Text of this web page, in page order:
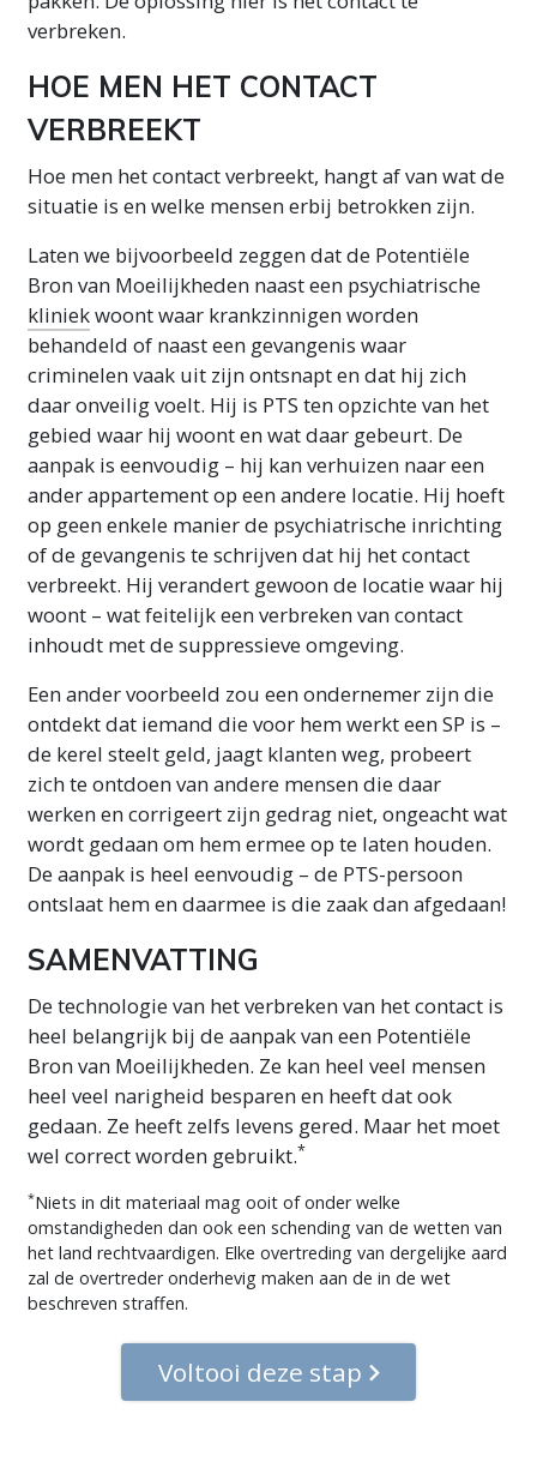
verbreken.
HOE MEN HET CONTACT
VERBREEKT
Hoe men het contact verbreekt, hangt af van wat de
situatie is en welke mensen erbij betrokken zijn.
Laten we bijvoorbeeld zeggen dat de Potentiële
Bron van Moeilijkheden naast een psychiatrische
kliniekwoont waar krankzinnigen worden
behandeld of naast een gevangenis waar
criminelen vaak uit zijn ontsnapt en dat hij zich
daar onveilig voelt. Hij is PTS ten opzichte van het
gebied waar hij woont en wat daar gebeurt. De
aanpak is eenvoudig – hij kan verhuizen naar een
ander appartement op een andere locatie. Hij hoeft
op geen enkele manier de psychiatrische inrichting
of de gevangenis te schrijven dat hij het contact
verbreekt. Hij verandert gewoon de locatie waar hij
woont – wat feitelijk een verbreken van contact
inhoudt met de suppressieve omgeving.
Een ander voorbeeld zou een ondernemer zijn die
ontdekt dat iemand die voor hem werkt een SP is –
de kerel steelt geld, jaagt klanten weg, probeert
zich te ontdoen van andere mensen die daar
werken en corrigeert zijn gedrag niet, ongeacht wat
wordt gedaan om hem ermee op te laten houden.
De aanpak is heel eenvoudig – de PTS-persoon
ontslaat hem en daarmee is die zaak dan afgedaan!
SAMENVATTING
De technologie van het verbreken van het contact is
heel belangrijk bij de aanpak van een Potentiële
Bron van Moeilijkheden. Ze kan heel veel mensen
heel veel narigheid besparen en heeft dat ook
gedaan. Ze heeft zelfs levens gered. Maar het moet
wel correct worden gebruikt.*
*Niets in dit materiaal mag ooit of onder welke
omstandigheden dan ook een schending van de wetten van
het land rechtvaardigen. Elke overtreding van dergelijke aard
zal de overtreder onderhevig maken aan de in de wet
beschreven straffen.
Voltooi deze stap